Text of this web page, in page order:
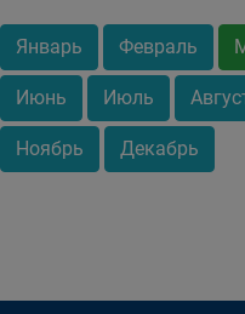
Январь Февраль
Июнь Июль
Ноябрь Декабрь